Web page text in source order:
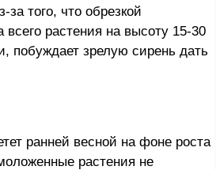
за того, что обрезкой
всего растения на высоту 15-30
побуждает зрелую сирень дать
ранней весной на фоне роста
растения не